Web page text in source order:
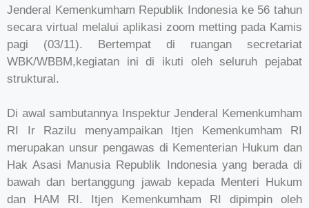
Jenderal Kemenkumham Republik Indonesia ke 56 tahun
secara virtual melalui aplikasi zoom metting pada Kamis
pagi (03/11). Bertempat di ruangan secretariat
WBK/WBBM,kegiatan ini di ikuti oleh seluruh pejabat
struktural.
Di awal sambutannya Inspektur Jenderal Kemenkumham
RI Ir Razilu menyampaikan Itjen Kemenkumham RI
merupakan unsur pengawas di Kementerian Hukum dan
Hak Asasi Manusia Republik Indonesia yang berada di
bawah dan bertanggung jawab kepada Menteri Hukum
dan HAM RI. Itjen Kemenkumham RI dipimpin oleh